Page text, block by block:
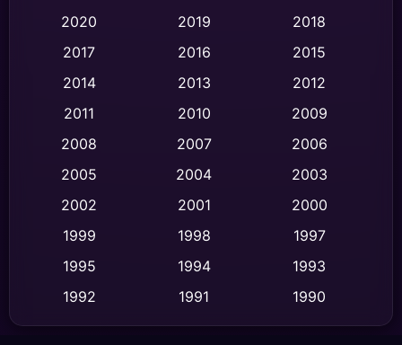
Classic หนังคลาสสิก (47)
Comedy ตลก (454)
Crime อาชญากรรม (532)
Cult Film
Dance เต้น (10)
Detective สืบสวน (62)
2020
2019
2018
2017
2016
2015
2014
2013
2012
2011
2010
2009
2008
2007
2006
2005
2004
2003
2002
2001
2000
1999
1998
1997
1995
1994
1993
1992
1991
1990
1989
1988
1986